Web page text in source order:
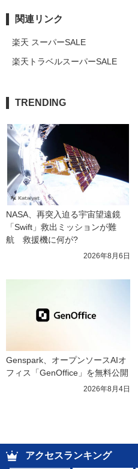
関連リンク
楽天 スーパーSALE
楽天トラベルスーパーSALE
TRENDING
NASA、再突入迫る宇宙望遠鏡
「Swift」救出ミッションが難
航　救援機に何が?
2026年8月6日
Genspark、オープンソースAIオ
フィス「GenOffice」を無料公開
2026年8月4日
アクセスランキング